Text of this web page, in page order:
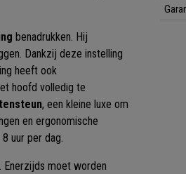
benadrukken. Hij
Dankzij deze instelling
heeft ook
hoofd volledig te
, een kleine luxe om
en ergonomische
uur per dag.
. Enerzijds moet worden